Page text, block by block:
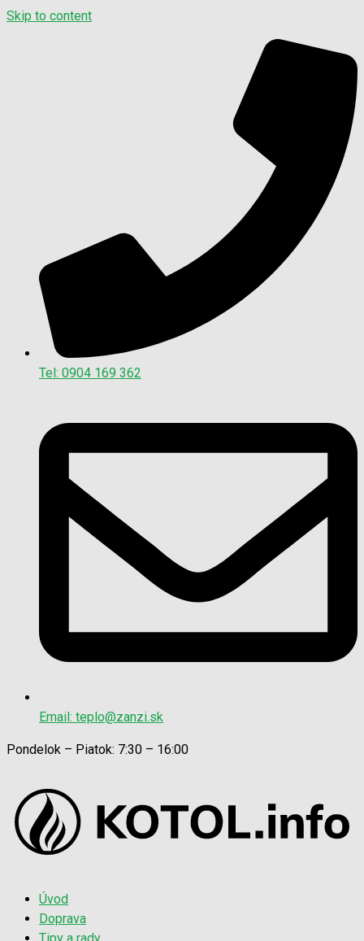
Skip to content
Tel: 0904 169 362
Email: teplo@zanzi.sk
Pondelok – Piatok: 7:30 – 16:00
Úvod
Doprava